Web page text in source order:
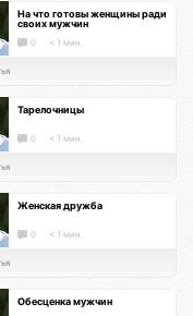
На что готовы женщины ради
своих мужчин
0 < 1 мин.
Тарелочницы
0 < 1 мин.
Женская дружба
0 < 1 мин.
Обесценка мужчин